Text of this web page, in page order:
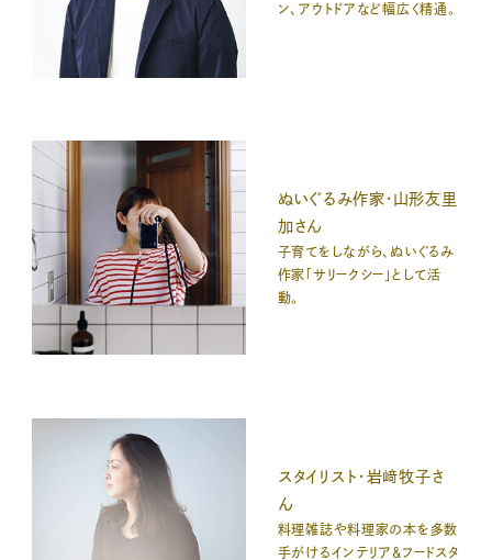
ン、アウトドアなど幅広く精通。
ぬいぐるみ作家・山形友里
加さん
子育てをしながら、ぬいぐるみ
作家「サリークシー」として活
動。
スタイリスト・岩﨑牧子さ
ん
料理雑誌や料理家の本を多数
手がけるインテリア&フードスタ